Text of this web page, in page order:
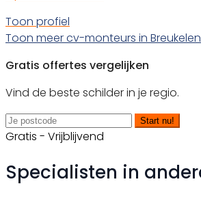
Toon profiel
Toon meer cv-monteurs in Breukelen
Gratis offertes vergelijken
Vind de beste schilder in je regio.
Start nu!
Gratis - Vrijblijvend
Specialisten in